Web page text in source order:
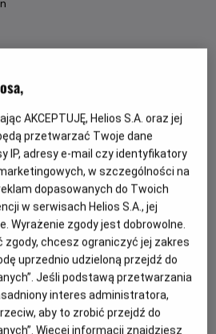
początek wakacji, zaraz po
Nocne Maratony Filmowe
Ten przygotowany z
to idealny sposób na
szkolnego! Na początek
tego wieczoru, “RYTUAŁ
trzymający w obezwładniającym
pokaz filmu„LALKA”. Dalej
bo kolejną premierą tej nocy
i na koniec
AKCEPTUJĘ, Helios S.A. oraz jej
przetwarzać Twoje dane
IP, adresy e-mail czy identyfikatory
w szczególności na
dopasowanych do Twoich
w serwisach Helios S.A., jej
Wyrażenie zgody jest dobrowolne.
zgody, chcesz ograniczyć jej zakres
uprzednio udzieloną przejdź do
Jeśli podstawą przetwarzania
interes administratora,
aby to zrobić przejdź do
Więcej informacji znajdziesz